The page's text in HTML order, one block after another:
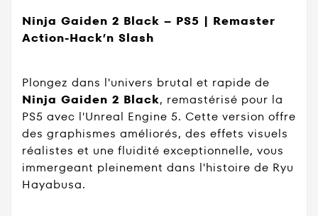
Ninja Gaiden 2 Black – PS5 | Remaster
Action-Hack’n Slash
Plongez dans l'univers brutal et rapide de
Ninja Gaiden 2 Black, remastérisé pour la
PS5 avec l'Unreal Engine 5. Cette version offre
des graphismes améliorés, des effets visuels
réalistes et une fluidité exceptionnelle, vous
immergeant pleinement dans l'histoire de Ryu
Hayabusa.